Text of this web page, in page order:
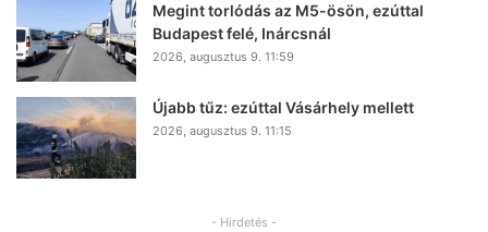
Megint torlódás az M5-ösön, ezúttal
Budapest felé, Inárcsnál
2026, augusztus 9. 11:59
Újabb tűz: ezúttal Vásárhely mellett
2026, augusztus 9. 11:15
- Hirdetés -